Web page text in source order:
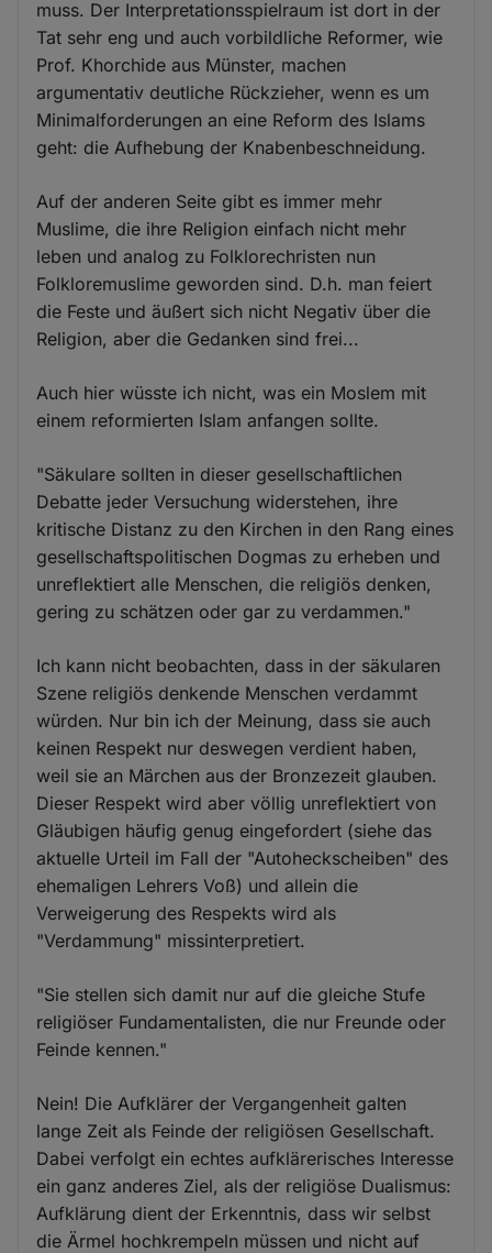
muss. Der Interpretationsspielraum ist dort in der
Tat sehr eng und auch vorbildliche Reformer, wie
Prof. Khorchide aus Münster, machen
argumentativ deutliche Rückzieher, wenn es um
Minimalforderungen an eine Reform des Islams
geht: die Aufhebung der Knabenbeschneidung.
Auf der anderen Seite gibt es immer mehr
Muslime, die ihre Religion einfach nicht mehr
leben und analog zu Folklorechristen nun
Folkloremuslime geworden sind. D.h. man feiert
die Feste und äußert sich nicht Negativ über die
Religion, aber die Gedanken sind frei...
Auch hier wüsste ich nicht, was ein Moslem mit
einem reformierten Islam anfangen sollte.
"Säkulare sollten in dieser gesellschaftlichen
Debatte jeder Versuchung widerstehen, ihre
kritische Distanz zu den Kirchen in den Rang eines
gesellschaftspolitischen Dogmas zu erheben und
unreflektiert alle Menschen, die religiös denken,
gering zu schätzen oder gar zu verdammen."
Ich kann nicht beobachten, dass in der säkularen
Szene religiös denkende Menschen verdammt
würden. Nur bin ich der Meinung, dass sie auch
keinen Respekt nur deswegen verdient haben,
weil sie an Märchen aus der Bronzezeit glauben.
Dieser Respekt wird aber völlig unreflektiert von
Gläubigen häufig genug eingefordert (siehe das
aktuelle Urteil im Fall der "Autoheckscheiben" des
ehemaligen Lehrers Voß) und allein die
Verweigerung des Respekts wird als
"Verdammung" missinterpretiert.
"Sie stellen sich damit nur auf die gleiche Stufe
religiöser Fundamentalisten, die nur Freunde oder
Feinde kennen."
Nein! Die Aufklärer der Vergangenheit galten
lange Zeit als Feinde der religiösen Gesellschaft.
Dabei verfolgt ein echtes aufklärerisches Interesse
ein ganz anderes Ziel, als der religiöse Dualismus:
Aufklärung dient der Erkenntnis, dass wir selbst
die Ärmel hochkrempeln müssen und nicht auf